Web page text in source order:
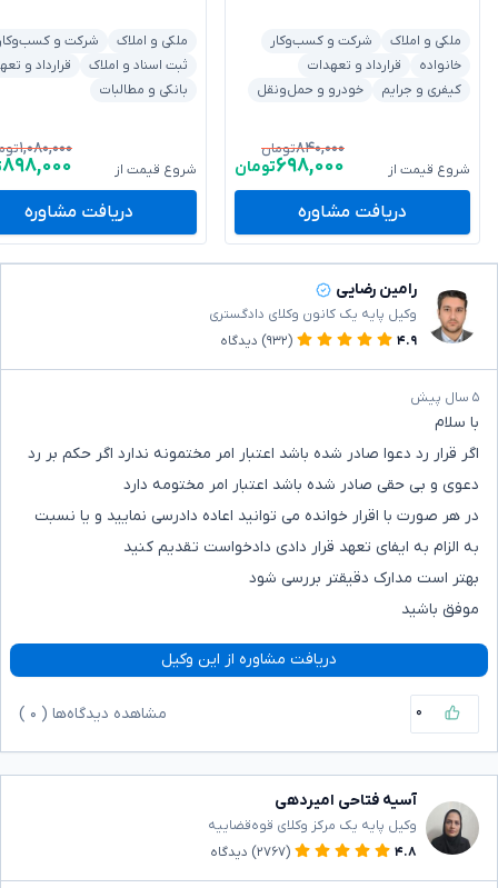
ملکی و املاک
شرکت و کسب‌وکار
خانواده
قرارداد و تعهدات
کیفری و جرایم
خودرو و حمل‌ونقل
شروع قیمت از
۸۴۰,۰۰۰تومان
۶۹۸,۰۰۰تومان
دریافت مشاوره
ملکی و املاک
شرکت و
ثبت اسناد و املاک
قرارداد و
بانکی و مطالبات
شروع قیمت از
۱,۰۸۰,۰۰۰
۸۹۸,۰۰۰
دریافت مشاوره
رامین رضایی
وکیل پایه یک کانون وکلای دادگستری
۴.۹
(۹۳۲) دیدگاه
۵ سال پیش
با سلام
اگر قرار رد دعوا صادر شده باشد اعتبار امر مختمونه ندارد اگر حکم بر رد
دعوی و بی حقی صادر شده باشد اعتبار امر مختومه دارد
در هر صورت با اقرار خوانده می توانید اعاده دادرسی نمایید و یا نسبت
به الزام به ایفای تعهد قرار دادی دادخواست تقدیم کنید
بهتر است مدارک دقیقتر بررسی شود
موفق باشید
دریافت مشاوره از این وکیل
۰ مشاهده دیدگاه‌ها ( ۰
آسیه فتاحی امیردهی
وکیل پایه یک مرکز وکلای قوه‌قضاییه
۴.۸
(۲۷۶۷) دیدگاه